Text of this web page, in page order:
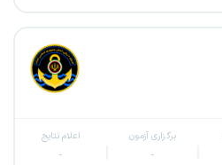
برگزاری آزمون
-
اعلام نتایج
-